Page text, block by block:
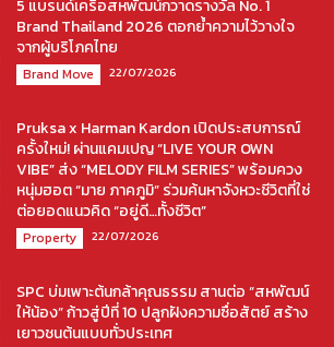
5 แบรนด์เครือสหพัฒน์กวาดรางวัล No. 1
Brand Thailand 2026 ตอกย้ำความไว้วางใจ
จากผู้บริโภคไทย
Brand Move 22/07/2026
Pruksa x Harman Kardon เปิดประสบการณ์
ครั้งใหม่! ผ่านแคมเปญ “LIVE YOUR OWN
VIBE” ส่ง “MELODY FILM SERIES” พร้อมควง
หนุ่มฮอต “มาย ภาคภูมิ” ร่วมค้นหาจังหวะชีวิตที่ใช่
ต่อยอดแนวคิด “อยู่ดี…ทั้งชีวิต”
Property 22/07/2026
SPC บ่มเพาะต้นกล้าคุณธรรม สานต่อ “สหพัฒน์
ให้น้อง” ก้าวสู่ปีที่ 10 ปลูกฝังความซื่อสัตย์ สร้าง
เยาวชนต้นแบบทั่วประเทศ